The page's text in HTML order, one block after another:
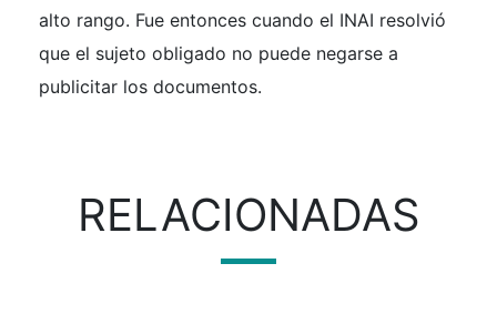
alto rango. Fue entonces cuando el INAI resolvió
que el sujeto obligado no puede negarse a
publicitar los documentos.
RELACIONADAS